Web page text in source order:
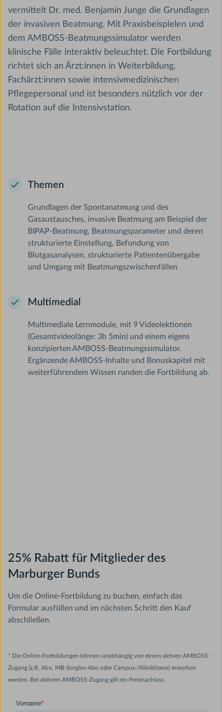
vermittelt Dr. med. Benjamin Junge die Grundlagen
der invasiven Beatmung. Mit Praxisbeispielen und
dem AMBOSS-Beatmungssimulator werden
klinische Fälle interaktiv beleuchtet. Die Fortbildung
richtet sich an Ärzt:innen in Weiterbildung,
Fachärzt:innen sowie intensivmedizinischen
Pflegepersonal und ist besonders nützlich vor der
Rotation auf die Intensivstation.
Themen
Grundlagen der Spontanatmung und des
Gasaustausches, invasive Beatmung am Beispiel der
BIPAP-Beatmung, Beatmungsparameter und deren
strukturierte Einstellung, Befundung von
Blutgasanalysen, strukturierte Patientenübergabe
und Umgang mit Beatmungszwischenfällen
Multimedial
Multimediale Lernmodule, mit 9 Videolektionen
(Gesamtvideolänge: 3h 5min) und einem eigens
konzipierten AMBOSS-Beatmungssimulator.
Ergänzende AMBOSS-Inhalte und Bonuskapitel mit
weiterführendem Wissen runden die Fortbildung ab.
25% Rabatt für Mitglieder des
Marburger Bunds
Um die Online-Fortbildung zu buchen, einfach das
Formular ausfüllen und im nächsten Schritt den Kauf
abschließen.
* Die Online-Fortbildungen können unabhängig von einem aktiven AMBOSS-
Zugang (z.B. Abo, MB-Sorglos-Abo oder Campus-/Kliniklizenz) erworben
werden. Bei aktivem AMBOSS-Zugang gilt ein Preisnachlass.